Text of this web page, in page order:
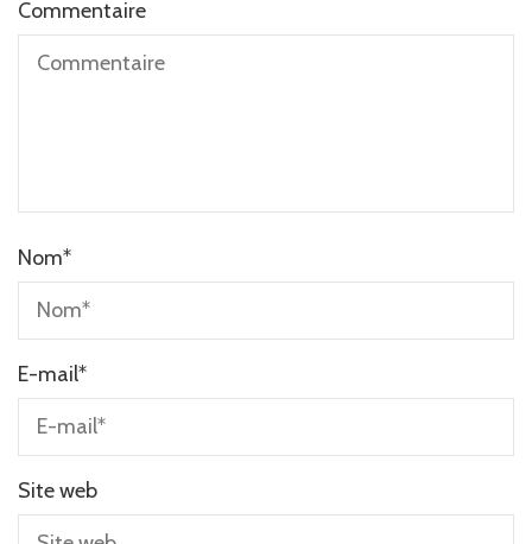
Commentaire
Nom*
E-mail*
Site web